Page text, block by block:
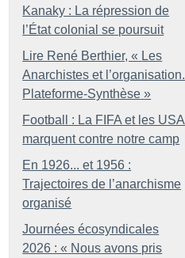
Kanaky : La répression de
l’État colonial se poursuit
Lire René Berthier, « Les
Anarchistes et l’organisation.
Plateforme-Synthèse »
Football : La FIFA et les USA
marquent contre notre camp
En 1926... et 1956 :
Trajectoires de l’anarchisme
organisé
Journées écosyndicales
2026 : « Nous avons pris